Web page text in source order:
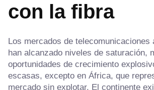
con la fibra
Los mercados de telecomunicaciones
han alcanzado niveles de saturación,
oportunidades de crecimiento
escasas, excepto en África, que
mercado sin explotar. El continente